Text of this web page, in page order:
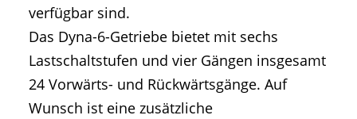
verfügbar sind.
Das Dyna-6-Getriebe bietet mit sechs
Lastschaltstufen und vier Gängen insgesamt
24 Vorwärts- und Rückwärtsgänge. Auf
Wunsch ist eine zusätzliche